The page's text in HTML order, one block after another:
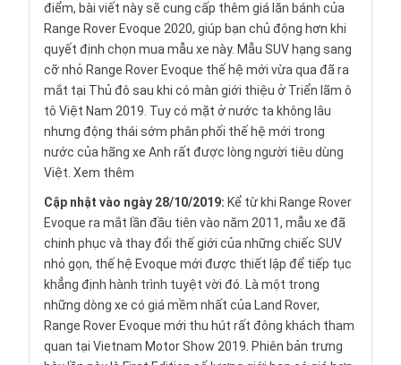
điểm, bài viết này sẽ cung cấp thêm giá lăn bánh của
Range Rover Evoque 2020, giúp bạn chủ động hơn khi
quyết định chọn mua mẫu xe này. Mẫu SUV hạng sang
cỡ nhỏ Range Rover Evoque thế hệ mới vừa qua đã ra
mắt tại Thủ đô sau khi có màn giới thiệu ở Triển lãm ô
tô Việt Nam 2019. Tuy có mặt ở nước ta không lâu
nhưng động thái sớm phân phối thế hệ mới trong
nước của hãng xe Anh rất được lòng người tiêu dùng
Việt. Xem thêm
Cập nhật vào ngày 28/10/2019: Kể từ khi Range Rover
Evoque ra mắt lần đầu tiên vào năm 2011, mẫu xe đã
chinh phục và thay đổi thế giới của những chiếc SUV
nhỏ gọn, thế hệ Evoque mới được thiết lập để tiếp tục
khẳng định hành trình tuyệt vời đó. Là một trong
những dòng xe có giá mềm nhất của Land Rover,
Range Rover Evoque mới thu hút rất đông khách tham
quan tại Vietnam Motor Show 2019. Phiên bản trưng